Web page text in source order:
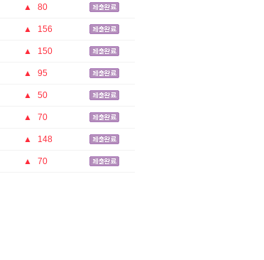
▲ 80
▲ 156
▲ 150
▲ 95
▲ 50
▲ 70
▲ 148
▲ 70